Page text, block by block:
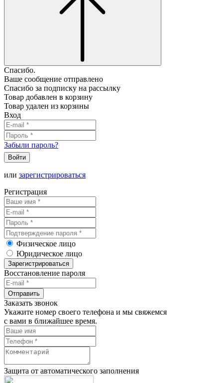
Спасибо.
Ваше сообщение отправлено
Спасибо за подписку на рассылку
Товар добавлен в корзину
Товар удален из корзины
Вход
Забыли пароль?
Войти
или зарегистрироваться
Регистрация
Физическое лицо
Юридическое лицо
Зарегистрироваться
Восстановление пароля
Отправить
Заказать звонок
Укажите номер своего телефона и мы свяжемся
с вами в ближайшее время.
Защита от автоматического заполнения